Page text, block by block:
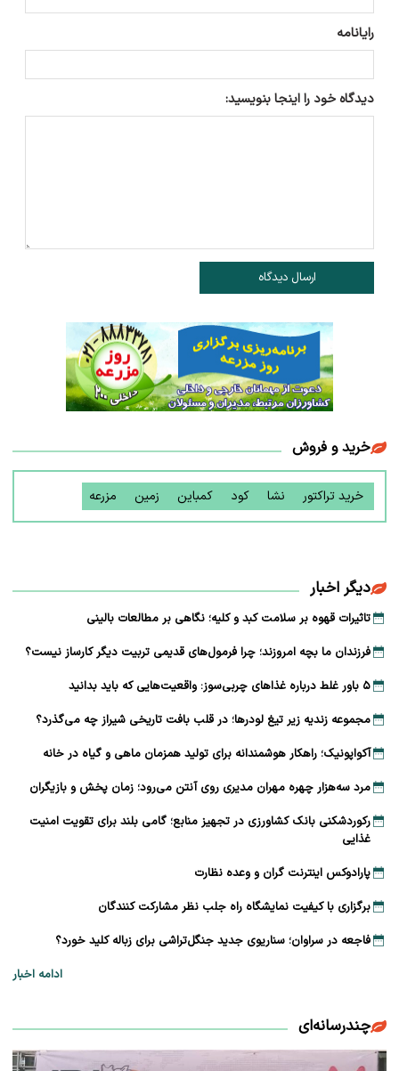
رایانامه
دیدگاه خود را اینجا بنویسید:
ارسال دیدگاه
خرید و فروش
خرید تراکتور نشا کود کمباین زمین مزرعه
دیگر اخبار
تاثیرات قهوه بر سلامت کبد و کلیه؛ نگاهی بر مطالعات بالینی
فرزندان ما بچه امروزند؛ چرا فرمول‌های قدیمی تربیت دیگر کارساز نیست؟
۵ باور غلط درباره غذاهای چربی‌سوز: واقعیت‌هایی که باید بدانید
مجموعه زندیه زیر تیغ لودرها؛ در قلب بافت تاریخی شیراز چه می‌گذرد؟
آکواپونیک؛ راهکار هوشمندانه برای تولید همزمان ماهی و گیاه در خانه
مرد سه‌هزار چهره مهران مدیری روی آنتن می‌رود؛ زمان پخش و بازیگران
رکوردشکنی بانک کشاورزی در تجهیز منابع؛ گامی بلند برای تقویت امنیت
غذایی
پارادوکس اینترنت گران و وعده نظارت
برگزاری با کیفیت نمایشگاه راه جلب نظر مشارکت‌ کنندگان
فاجعه در سراوان؛ سناریوی جدید جنگل‌تراشی برای زباله کلید خورد؟
ادامه اخبار
چندرسانه‌ای